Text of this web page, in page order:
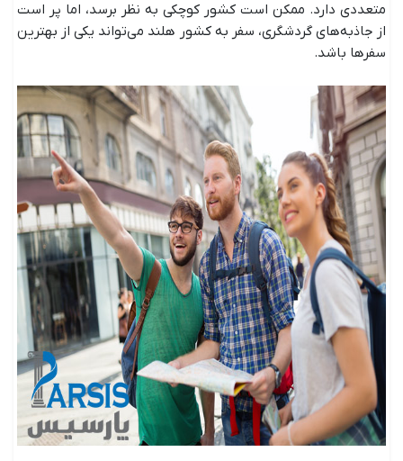
متعددی دارد. ممکن است کشور کوچکی به نظر برسد، اما پر است
از جاذبه‌های گردشگری، سفر به کشور هلند می‌تواند یکی از بهترین
سفرها باشد.